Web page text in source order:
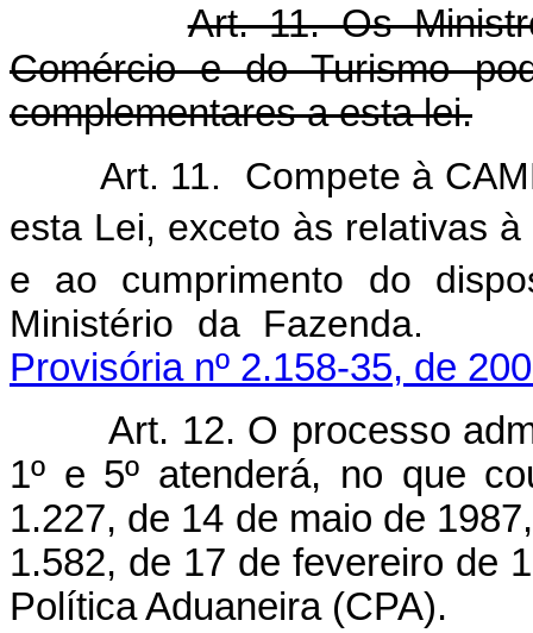
Art. 11. Os
Comércio e do Turismo
complementares a esta lei.
Art. 11. Compete à
esta Lei, exceto às relativas
e ao cumprimento do
Ministério da
Provisória nº 2.158-35, de
Art. 12. O processo
1º e 5º atenderá, no que
1.227, de 14 de maio de
1.582, de 17 de fevereiro de
Política Aduaneira (CPA).